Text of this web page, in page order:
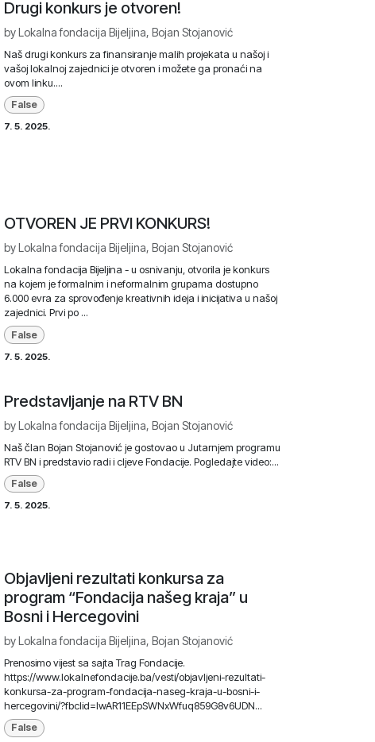
Drugi konkurs je otvoren!
byLokalna fondacija Bijeljina, Bojan Stojanović
Naš drugi konkurs za finansiranje malih projekata u našoj i
vašoj lokalnoj zajednici je otvoren i možete ga pronaći na
ovom linku....
False
7. 5. 2025.
OTVOREN JE PRVI KONKURS!
byLokalna fondacija Bijeljina, Bojan Stojanović
Lokalna fondacija Bijeljina - u osnivanju, otvorila je konkurs
na kojem je formalnim i neformalnim grupama dostupno
6.000 evra za sprovođenje kreativnih ideja i inicijativa u našoj
zajednici. Prvi po ...
False
7. 5. 2025.
Predstavljanje na RTV BN
byLokalna fondacija Bijeljina, Bojan Stojanović
Naš član Bojan Stojanović je gostovao u Jutarnjem programu
RTV BN i predstavio radi i cljeve Fondacije. Pogledajte video:...
False
7. 5. 2025.
Objavljeni rezultati konkursa za
program “Fondacija našeg kraja” u
Bosni i Hercegovini
byLokalna fondacija Bijeljina, Bojan Stojanović
Prenosimo vijest sa sajta Trag Fondacije.
https://www.lokalnefondacije.ba/vesti/objavljeni-rezultati-
konkursa-za-program-fondacija-naseg-kraja-u-bosni-i-
hercegovini/?fbclid=IwAR11EEpSWNxWfuq859G8v6UDN...
False